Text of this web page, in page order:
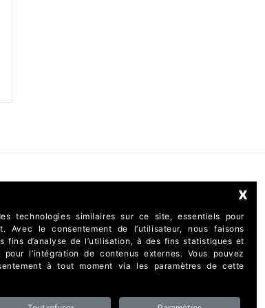
x
technologies similaires sur ce site, essentiels pour
Avec le consentement de l’utilisateur, nous faisons
fins d’analyse de l’utilisation, à des fins statistiques et
l’intégration de contenus externes. Vous pouvez
à tout moment via les paramètres de cette